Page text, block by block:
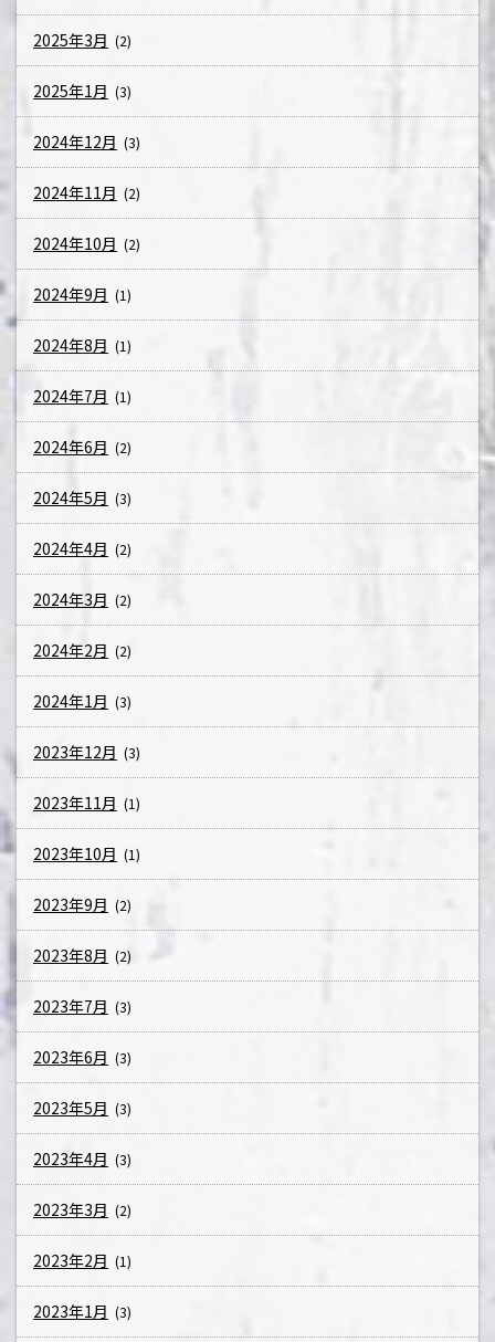
2025年3月 (2)
2025年1月 (3)
2024年12月 (3)
2024年11月 (2)
2024年10月 (2)
2024年9月 (1)
2024年8月 (1)
2024年7月 (1)
2024年6月 (2)
2024年5月 (3)
2024年4月 (2)
2024年3月 (2)
2024年2月 (2)
2024年1月 (3)
2023年12月 (3)
2023年11月 (1)
2023年10月 (1)
2023年9月 (2)
2023年8月 (2)
2023年7月 (3)
2023年6月 (3)
2023年5月 (3)
2023年4月 (3)
2023年3月 (2)
2023年2月 (1)
2023年1月 (3)